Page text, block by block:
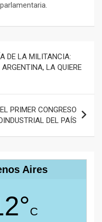
DE LA MILITANCIA:
LA QUIERE
PRIMER CONGRESO
DEL PAÍS
Aires
C